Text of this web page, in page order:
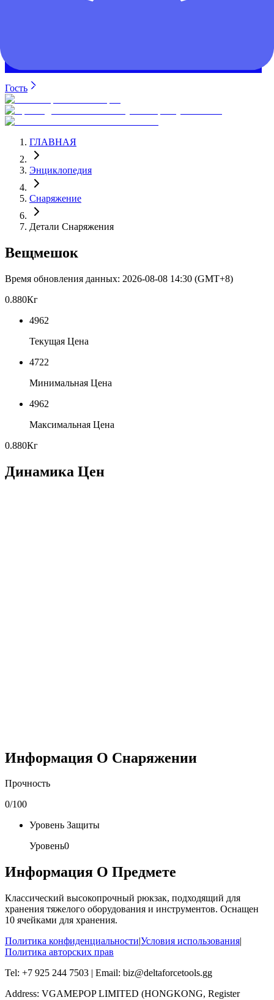
Гость
ГЛАВНАЯ
Энциклопедия
Снаряжение
Детали Снаряжения
Вещмешок
Время обновления данных: 2026-08-08 14:30 (GMT+8)
0.880Кг
4962
Текущая Цена
4722
Минимальная Цена
4962
Максимальная Цена
0.880Кг
Динамика Цен
Информация О Снаряжении
Прочность
0/100
Уровень Защиты
Уровень0
Информация О Предмете
Классический высокопрочный рюкзак, подходящий для
хранения тяжелого оборудования и инструментов. Оснащен
10 ячейками для хранения.
Политика конфиденциальности|Условия использования|
Политика авторских прав
Tel: +7 925 244 7503 | Email: biz@deltaforcetools.gg
Address: VGAMEPOP LIMITED (HONGKONG, Register